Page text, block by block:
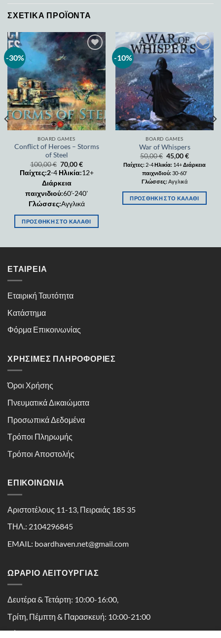
ΣΧΕΤΙΚΆ ΠΡΟΪΌΝΤΑ
-30%
Add to
wishlist
BOARD GAMES
Conflict of Heroes – Storms
of Steel
100,00€ 70,00€
Παίχτες:2-4 Ηλικία:12+
Διάρκεια
παιχνιδιού:60'-240'
Γλώσσες:Αγγλικά
ΠΡΟΣΘΉΚΗ ΣΤΟ ΚΑΛΆΘΙ
-10%
Add to
wishlist
BOARD GAMES
War of Whispers
50,00€ 45,00€
Παίχτες: 2-4Ηλικία: 14+ Διάρκεια
παιχνιδιού: 30-60′
Γλώσσες: Αγγλικά
ΠΡΟΣΘΉΚΗ ΣΤΟ ΚΑΛΆΘΙ
ΕΤΑΙΡΕΊΑ
Εταιρική Ταυτότητα
Κατάστημα
Φόρμα Επικοινωνίας
ΧΡΉΣΙΜΕΣ ΠΛΗΡΟΦΟΡΊΕΣ
Όροι Χρήσης
Πνευματικά Δικαιώματα
Προσωπικά Δεδομένα
Τρόποι Πληρωμής
Τρόποι Αποστολής
ΕΠΙΚΟΙΝΩΝΊΑ
Αριστοτέλους 11-13, Πειραιάς 185 35
ΤΗΛ.: 2104296845
EMAIL: boardhaven.net@gmail.com
ΩΡΑΡΙΟ ΛΕΙΤΟΥΡΓΙΑΣ
Δευτέρα & Τετάρτη: 10:00-16:00,
Τρίτη, Πέμπτη & Παρασκευή: 10:00-21:00
Σάββατο: 10:00-16:30